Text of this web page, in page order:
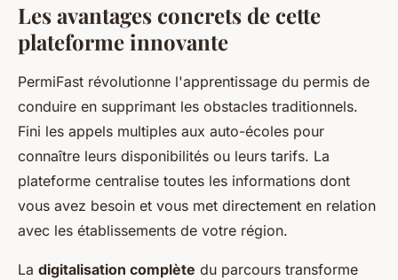
Les avantages concrets de cette
plateforme innovante
PermiFast révolutionne l'apprentissage du permis de
conduire en supprimant les obstacles traditionnels.
Fini les appels multiples aux auto-écoles pour
connaître leurs disponibilités ou leurs tarifs. La
plateforme centralise toutes les informations dont
vous avez besoin et vous met directement en relation
avec les établissements de votre région.
La digitalisation complète du parcours transforme